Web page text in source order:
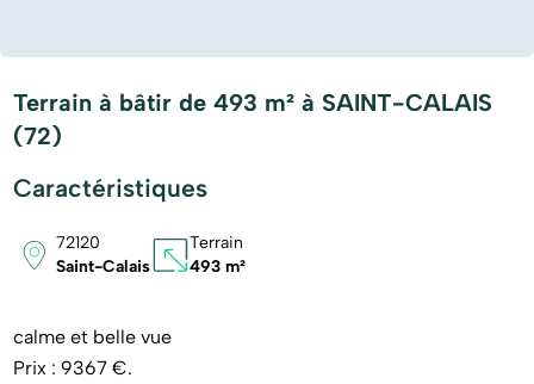
Terrain à bâtir de 493 m² à SAINT-CALAIS
(72)
Caractéristiques
72120
Saint-Calais
Terrain
493 m²
calme et belle vue
Prix : 9367 €.